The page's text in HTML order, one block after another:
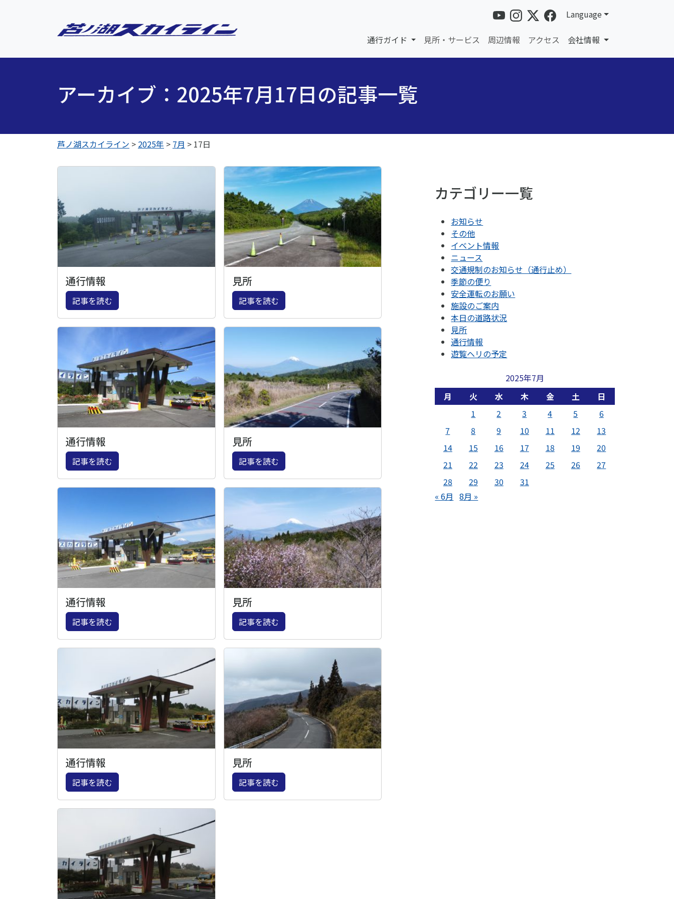
Language
通行ガイド 見所・サービス 周辺情報 アクセス 会社情報
アーカイブ：2025年7月17日の記事一覧
芦ノ湖スカイライン > 2025年 > 7月 > 17日
通行情報
記事を読む
見所
記事を読む
通行情報
記事を読む
見所
記事を読む
通行情報
記事を読む
見所
記事を読む
通行情報
記事を読む
見所
記事を読む
カテゴリー一覧
お知らせ
その他
イベント情報
ニュース
交通規制のお知らせ（通行止め）
季節の便り
安全運転のお願い
施設のご案内
本日の道路状況
見所
通行情報
遊覧ヘリの予定
2025年7月
月
火 水 木 金 土
日
1
2 3 4 5
6
7
8 9 10 11 12
13
14
15 16 17 18 19
20
21
22 23 24 25 26
27
28
29 30
31
« 6月 8月 »